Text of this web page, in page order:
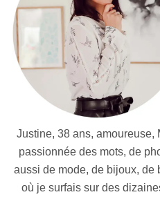
Justine, 38 ans, amoureuse,
passionnée des mots, de
aussi de mode, de bijoux, de
où je surfais sur des